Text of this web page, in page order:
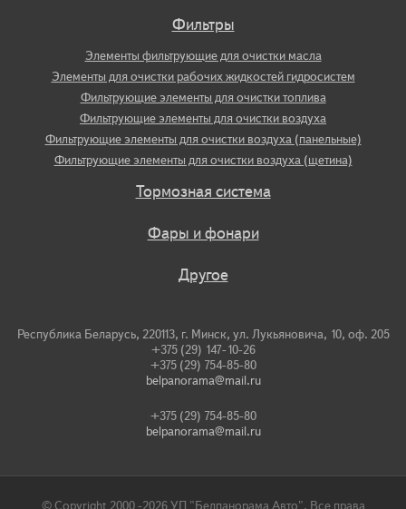
Фильтры
Элементы фильтрующие для очистки масла
Элементы для очистки рабочих жидкостей гидросистем
Фильтрующие элементы для очистки топлива
Фильтрующие элементы для очистки воздуха
Фильтрующие элементы для очистки воздуха (панельные)
Фильтрующие элементы для очистки воздуха (щетина)
Тормозная система
Фары и фонари
Другое
Республика Беларусь, 220113, г. Минск, ул. Лукьяновича, 10, оф. 205
+375 (29) 147-10-26
+375 (29) 754-85-80
belpanorama@mail.ru
+375 (29) 754-85-80
belpanorama@mail.ru
© Copyright 2000 -2026 УП "Белпанорама Авто". Все права